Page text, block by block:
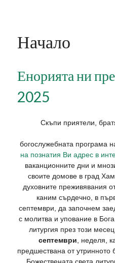
Начало
Енорията ни
2025
Скъпи приятели,
богослужебната програма
на познатия Ви адрес в
ваканционните дни и
своите домове в град
духовните преживявания
каним сърдечно, в
септември, да започнем
с молитва и упование в
литургия през този
септември , неделя,
предшествана от утринното